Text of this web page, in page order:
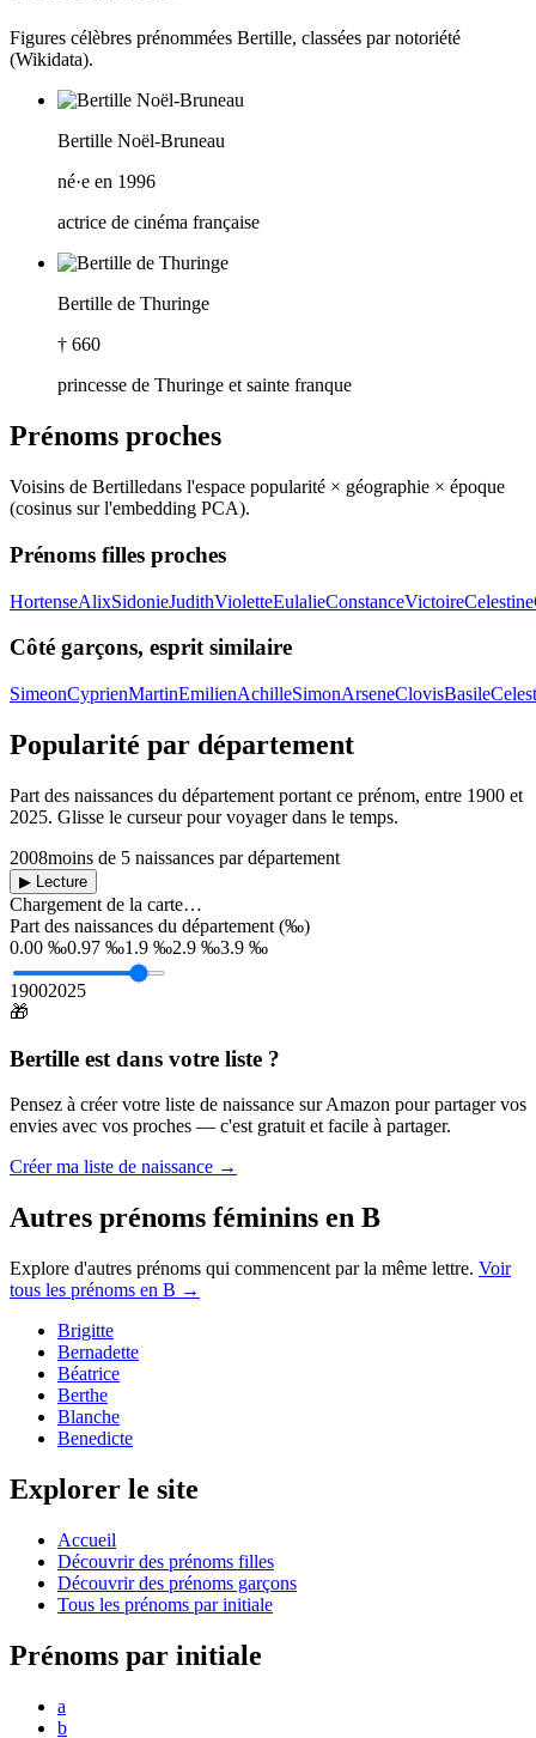
Figures célèbres prénommées Bertille, classées par notoriété
(Wikidata).
Bertille Noël-Bruneau
né·e en 1996
actrice de cinéma française
Bertille de Thuringe
† 660
princesse de Thuringe et sainte franque
Prénoms proches
Voisins de Bertilledans l'espace popularité × géographie × époque
(cosinus sur l'embedding PCA).
Prénoms filles proches
HortenseAlixSidonieJudithVioletteEulalieConstanceVictoireCelestine
Côté garçons, esprit similaire
SimeonCyprienMartinEmilienAchilleSimonArseneClovisBasile
Popularité par département
Part des naissances du département portant ce prénom, entre 1900 et
2025. Glisse le curseur pour voyager dans le temps.
2008moins de 5 naissances par département
▶ Lecture
Chargement de la carte…
Part des naissances du département (‰)
0.00 ‰0.97 ‰1.9 ‰2.9 ‰3.9 ‰
19002025
🎁
Bertille est dans votre liste ?
Pensez à créer votre liste de naissance sur Amazon pour partager vos
envies avec vos proches — c'est gratuit et facile à partager.
Créer ma liste de naissance →
Autres prénoms féminins en B
Explore d'autres prénoms qui commencent par la même lettre. Voir
tous les prénoms en B →
Brigitte
Bernadette
Béatrice
Berthe
Blanche
Benedicte
Explorer le site
Accueil
Découvrir des prénoms filles
Découvrir des prénoms garçons
Tous les prénoms par initiale
Prénoms par initiale
a
b